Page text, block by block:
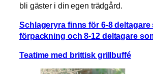
bli gäster i din egen trädgård.
Schlageryra finns för 6-8
förpackning och 8-12 deltagare
Teatime med brittisk grillbuffé